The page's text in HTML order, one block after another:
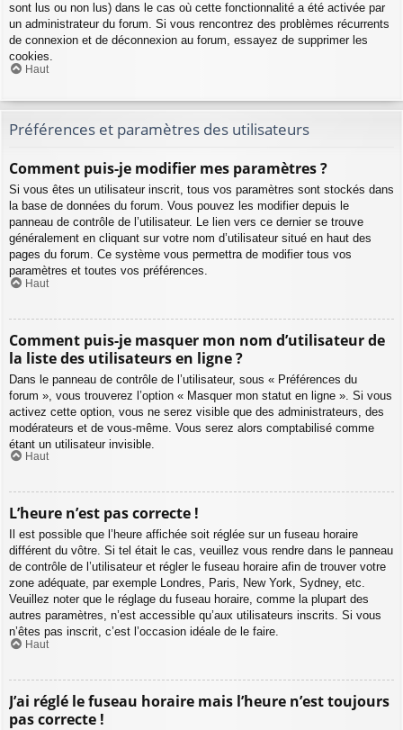
sont lus ou non lus) dans le cas où cette fonctionnalité a été activée par
un administrateur du forum. Si vous rencontrez des problèmes récurrents
de connexion et de déconnexion au forum, essayez de supprimer les
cookies.
Haut
Préférences et paramètres des utilisateurs
Comment puis-je modifier mes paramètres ?
Si vous êtes un utilisateur inscrit, tous vos paramètres sont stockés dans
la base de données du forum. Vous pouvez les modifier depuis le
panneau de contrôle de l’utilisateur. Le lien vers ce dernier se trouve
généralement en cliquant sur votre nom d’utilisateur situé en haut des
pages du forum. Ce système vous permettra de modifier tous vos
paramètres et toutes vos préférences.
Haut
Comment puis-je masquer mon nom d’utilisateur de
la liste des utilisateurs en ligne ?
Dans le panneau de contrôle de l’utilisateur, sous « Préférences du
forum », vous trouverez l’option « Masquer mon statut en ligne ». Si vous
activez cette option, vous ne serez visible que des administrateurs, des
modérateurs et de vous-même. Vous serez alors comptabilisé comme
étant un utilisateur invisible.
Haut
L’heure n’est pas correcte !
Il est possible que l’heure affichée soit réglée sur un fuseau horaire
différent du vôtre. Si tel était le cas, veuillez vous rendre dans le panneau
de contrôle de l’utilisateur et régler le fuseau horaire afin de trouver votre
zone adéquate, par exemple Londres, Paris, New York, Sydney, etc.
Veuillez noter que le réglage du fuseau horaire, comme la plupart des
autres paramètres, n’est accessible qu’aux utilisateurs inscrits. Si vous
n’êtes pas inscrit, c’est l’occasion idéale de le faire.
Haut
J’ai réglé le fuseau horaire mais l’heure n’est toujours
pas correcte !